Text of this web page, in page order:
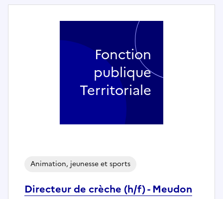
Directeur de crèche (h/f) - Meudon
Animation, jeunesse et sports
Fonction
publique
Territoriale